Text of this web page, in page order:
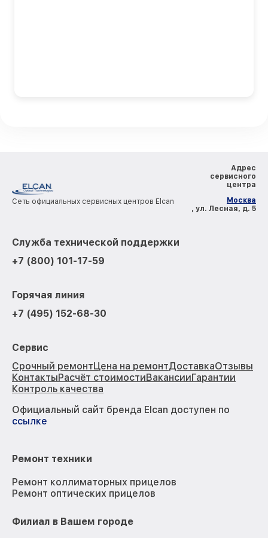
Сеть официальных сервисных центров Elcan
Адрес
сервисного
центра
Москва
, ул. Лесная, д. 5
Служба технической поддержки
+7 (800) 101-17-59
Горячая линия
+7 (495) 152-68-30
Сервис
Срочный ремонтЦена на ремонтДоставкаОтзывы
КонтактыРасчёт стоимостиВакансииГарантии
Контроль качества
Официальный сайт бренда Elcan доступен по
ссылке
Ремонт техники
Ремонт коллиматорных прицелов
Ремонт оптических прицелов
Филиал в Вашем городе